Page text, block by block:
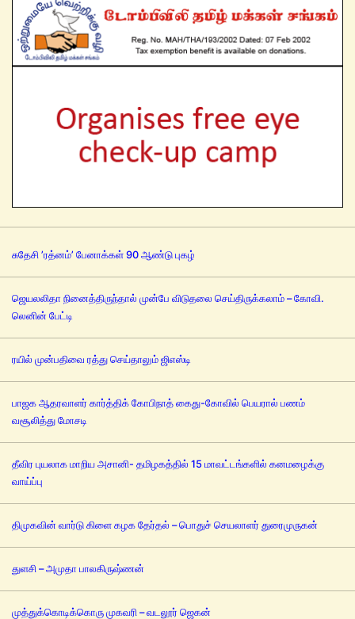
சுதேசி ’ரத்னம்’ பேனாக்கள் 90 ஆண்டு புகழ்
ஜெயலலிதா நினைத்திருந்தால் முன்பே விடுதலை செய்திருக்கலாம் – கோவி.
லெனின் பேட்டி
ரயில் முன்பதிவை ரத்து செய்தாலும் ஜிஎஸ்டி
பாஜக ஆதரவாளர் கார்த்திக் கோபிநாத் கைது-கோவில் பெயரால் பணம்
வசூலித்து மோசடி
தீவிர புயலாக மாறிய அசானி- தமிழகத்தில் 15 மாவட்டங்களில் கனமழைக்கு
வாய்ப்பு
திமுகவின் வார்டு கிளை கழக தேர்தல் – பொதுச் செயலாளர் துரைமுருகன்
துளசி – அமுதா பாலகிருஷ்ணன்
முத்துக்கொடிக்கொரு முகவரி – வடலூர் ஜெகன்